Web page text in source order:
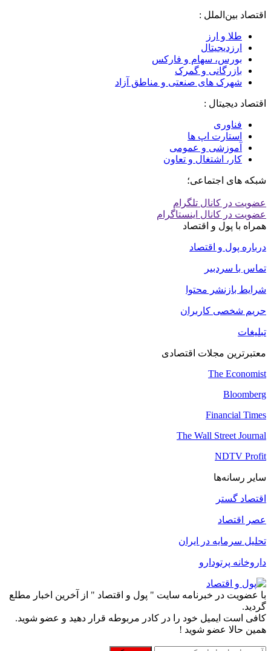
اقتصاد بین‌الملل :
طلا و ارز
ارزدیجیتال
بورس، سهام و فارکس
بازرگانی و گمرک
شهرک های صنعتی و مناطق آزاد
اقتصاد دیجیتال :
فناوری
استارت اپ ها
آموزشی و عمومی
کار، اشتغال و تعاون
شبکه های اجتماعی؛
عضویت در کانال تلگرام
عضویت در کانال اینستاگرام
همراه با پول و اقتصاد
درباره پول و اقتصاد
تماس با سردبیر
شرایط بازنشر محتوا
حریم شخصی کاربران
تبلیغات
معتبرترین مجلات اقتصادی
The Economist
Bloomberg
Financial Times
The Wall Street Journal
NDTV Profit
سایر رسانه‌ها
اقتصاد گستر
عصر اقتصاد
تحلیل سرمایه در ایران
داروخانه پرتودارو
با عضویت در خبرنامه سایت " پول و اقتصاد " از آخرین اخبار مطلع
گردید.
کافی است ایمیل خود را در کادر مربوطه قرار دهید و عضو شوید.
همین حالا عضو شوید !